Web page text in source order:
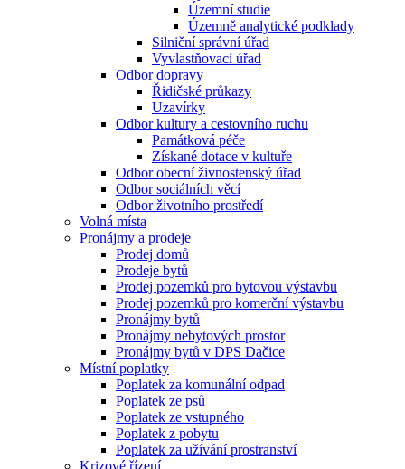
Územní studie
Územně analytické podklady
Silniční správní úřad
Vyvlastňovací úřad
Odbor dopravy
Řidičské průkazy
Uzavírky
Odbor kultury a cestovního ruchu
Památková péče
Získané dotace v kultuře
Odbor obecní živnostenský úřad
Odbor sociálních věcí
Odbor životního prostředí
Volná místa
Pronájmy a prodeje
Prodej domů
Prodeje bytů
Prodej pozemků pro bytovou výstavbu
Prodej pozemků pro komerční výstavbu
Pronájmy bytů
Pronájmy nebytových prostor
Pronájmy bytů v DPS Dačice
Místní poplatky
Poplatek za komunální odpad
Poplatek ze psů
Poplatek ze vstupného
Poplatek z pobytu
Poplatek za užívání prostranství
Krizové řízení